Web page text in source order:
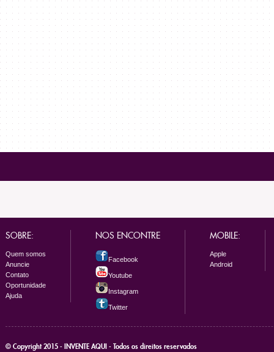
SOBRE:
Quem somos
Anuncie
Contato
Oportunidade
Ajuda
NOS ENCONTRE
Facebook
Youtube
Instagram
Twitter
MOBILE:
Apple
Android
© Copyright 2015 - INVENTE AQUI - Todos os direitos reservados